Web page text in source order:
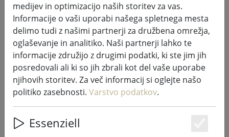
Home Življenje Sveče in svetilke
Zvonec za gašenje v coni PISA
rustikalni baker
medijev in optimizacijo naših storitev za vas.
Informacije o vaši uporabi našega spletnega mesta
delimo tudi z našimi partnerji za družbena omrežja,
oglaševanje in analitiko. Naši partnerji lahko te
informacije združijo z drugimi podatki, ki ste jim jih
posredovali ali ki so jih zbrali kot del vaše uporabe
njihovih storitev. Za več informacij si oglejte našo
politiko zasebnosti. Varstvo podatkov.
Essenziell